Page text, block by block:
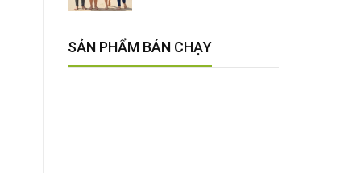
SẢN PHẨM BÁN CHẠY